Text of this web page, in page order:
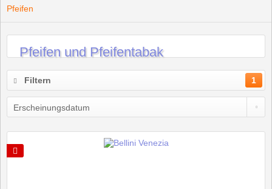
Pfeifen
Pfeifen und Pfeifentabak
Filtern 1